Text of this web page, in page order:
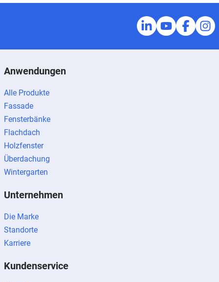
Anwendungen
Alle Produkte
Fassade
Fensterbänke
Flachdach
Holzfenster
Überdachung
Wintergarten
Unternehmen
Die Marke
Standorte
Karriere
Kundenservice